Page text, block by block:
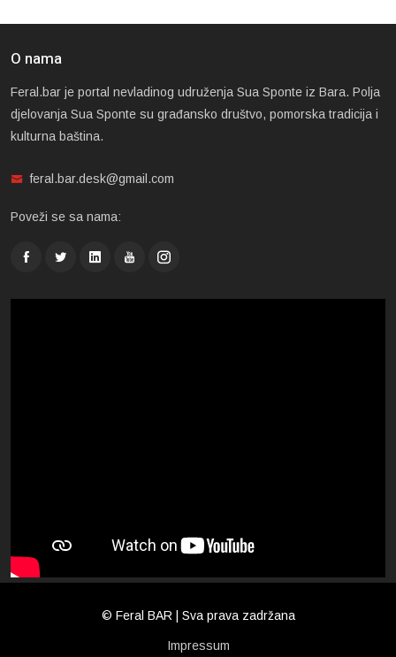
O nama
Feral.bar je portal nevladinog udruženja Sua Sponte iz Bara. Polja
djelovanja Sua Sponte su građansko društvo, pomorska tradicija i
kulturna baština.
feral.bar.desk@gmail.com
Poveži se sa nama:
© Feral BAR | Sva prava zadržana
Impressum